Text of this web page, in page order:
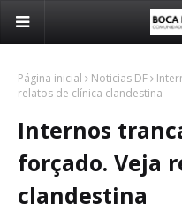
Página inicial Noticias DF
relatos de clínica clandestina
Internos
forçado. Veja
clandestina